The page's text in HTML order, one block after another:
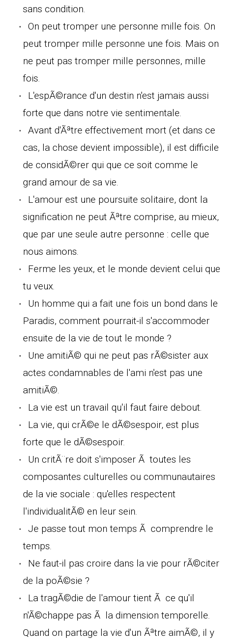
sans condition.
On peut tromper une personne mille fois. On
peut tromper mille personne une fois. Mais on
ne peut pas tromper mille personnes, mille
fois.
L'espÃ©rance d'un destin n'est jamais aussi
forte que dans notre vie sentimentale.
Avant d'Ãªtre effectivement mort (et dans ce
cas, la chose devient impossible), il est difficile
de considÃ©rer qui que ce soit comme le
grand amour de sa vie.
L'amour est une poursuite solitaire, dont la
signification ne peut Ãªtre comprise, au mieux,
que par une seule autre personne : celle que
nous aimons.
Ferme les yeux, et le monde devient celui que
tu veux.
Un homme qui a fait une fois un bond dans le
Paradis, comment pourrait-il s'accommoder
ensuite de la vie de tout le monde ?
Une amitiÃ© qui ne peut pas rÃ©sister aux
actes condamnables de l'ami n'est pas une
amitiÃ©.
La vie est un travail qu'il faut faire debout.
La vie, qui crÃ©e le dÃ©sespoir, est plus
forte que le dÃ©sespoir.
Un critÃ¨re doit s'imposer Ã toutes les
composantes culturelles ou communautaires
de la vie sociale : qu'elles respectent
l'individualitÃ© en leur sein.
Je passe tout mon temps Ã comprendre le
temps.
Ne faut-il pas croire dans la vie pour rÃ©citer
de la poÃ©sie ?
La tragÃ©die de l'amour tient Ã ce qu'il
n'Ã©chappe pas Ã la dimension temporelle.
Quand on partage la vie d'un Ãªtre aimÃ©, il y